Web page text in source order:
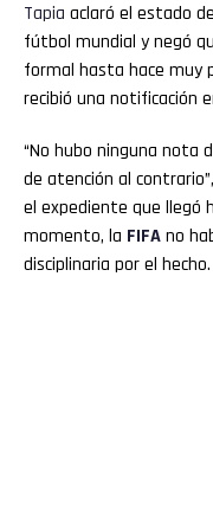
Tapia aclaró el estado
fútbol mundial y negó
formal hasta hace muy
recibió una notificación
“No hubo ninguna nota
de atención al
el expediente que llegó
momento, la FIFAno
disciplinaria por el hecho.